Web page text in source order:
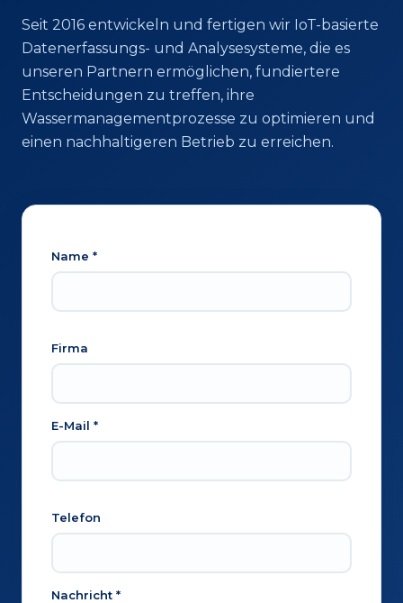
Seit 2016 entwickeln und fertigen wir IoT-basierte
Datenerfassungs- und Analysesysteme, die es
unseren Partnern ermöglichen, fundiertere
Entscheidungen zu treffen, ihre
Wassermanagementprozesse zu optimieren und
einen nachhaltigeren Betrieb zu erreichen.
Name *
Firma
E-Mail *
Telefon
Nachricht *